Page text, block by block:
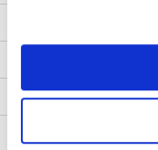
Toimenpiteet